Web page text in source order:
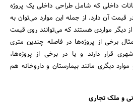
داخلی که شامل طراحی داخلی یک پروژه
قیمت آن دارد. از جمله این موارد می‌توان به
مواردی هستند که می‌توانند روی قیمت
برخی از پروژه‌ها در فاصله چندین متری
قرار دارند و یا در برخی از پروژه‌ها،
دیگری مانند بیمارستان و داروخانه هم
و ملک تجاری